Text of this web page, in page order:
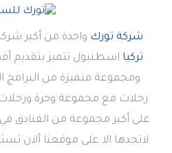
شركة تورك واحدة من أكبر
تركيا اسطنبول تتميز بتقديم
ومجموعة متميزة من البرامج
رحلات مع مجموعة وحرة
على أكبر مجموعة من الفنادق في
لاتجدها الا على موقعنا ألان